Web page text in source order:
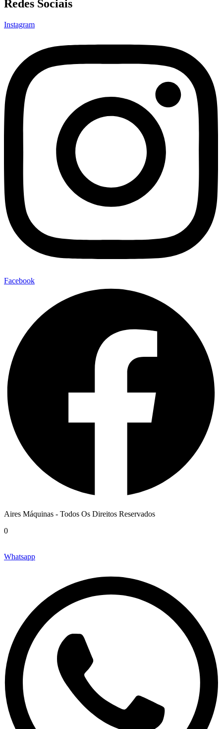
Redes Sociais
Instagram
Facebook
Aires Máquinas - Todos Os Direitos Reservados
0
Whatsapp